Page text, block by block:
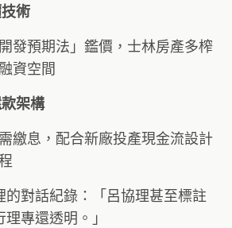
術
發預期法」鑑價，士林房產多榨
資空間
架構
繳息，配合新廠投產現金流設計
的對話紀錄：「呂協理甚至標註
專還透明。」